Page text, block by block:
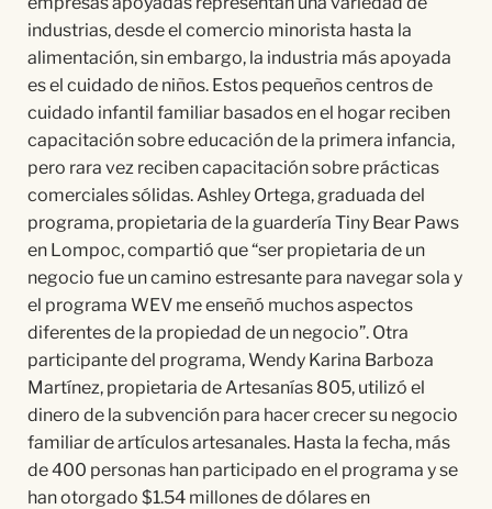
industrias, desde el comercio minorista hasta la
alimentación, sin embargo, la industria más apoyada
es el cuidado de niños. Estos pequeños centros de
cuidado infantil familiar basados en el hogar reciben
capacitación sobre educación de la primera infancia,
pero rara vez reciben capacitación sobre prácticas
comerciales sólidas. Ashley Ortega, graduada del
programa, propietaria de la guardería Tiny Bear Paws
en Lompoc, compartió que “ser propietaria de un
negocio fue un camino estresante para navegar sola y
el programa WEV me enseñó muchos aspectos
diferentes de la propiedad de un negocio”. Otra
participante del programa, Wendy Karina Barboza
Martínez, propietaria de Artesanías 805, utilizó el
dinero de la subvención para hacer crecer su negocio
familiar de artículos artesanales. Hasta la fecha, más
de 400 personas han participado en el programa y se
han otorgado $1.54 millones de dólares en